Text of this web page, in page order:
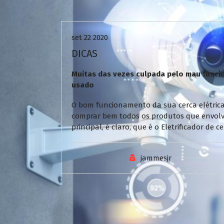
Uncategorized
set 22 2020
DICAS
Muitas das vezes culpada pelo mau
usado
O bom funcionamento da sua cerca
comprar bem todos os produtos que
principal, é claro, que é o Eletrificador de
jammesjr